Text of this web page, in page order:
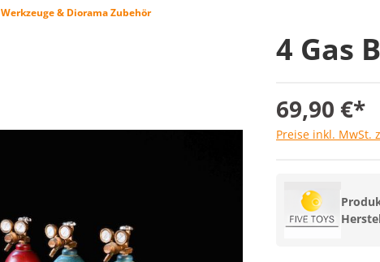
Werkzeuge & Diorama Zubehör
4 Gas
69,90 €*
Preise inkl. MwSt.